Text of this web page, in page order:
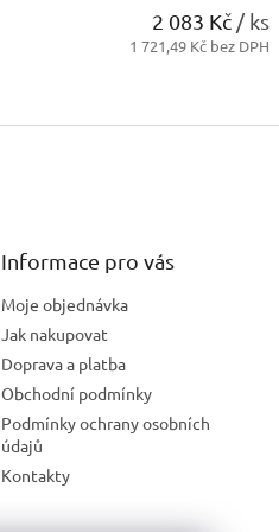
2 083 Kč / ks
1 721,49 Kč bez DPH
Informace pro vás
Moje objednávka
Jak nakupovat
Doprava a platba
Obchodní podmínky
Podmínky ochrany osobních
údajů
Kontakty